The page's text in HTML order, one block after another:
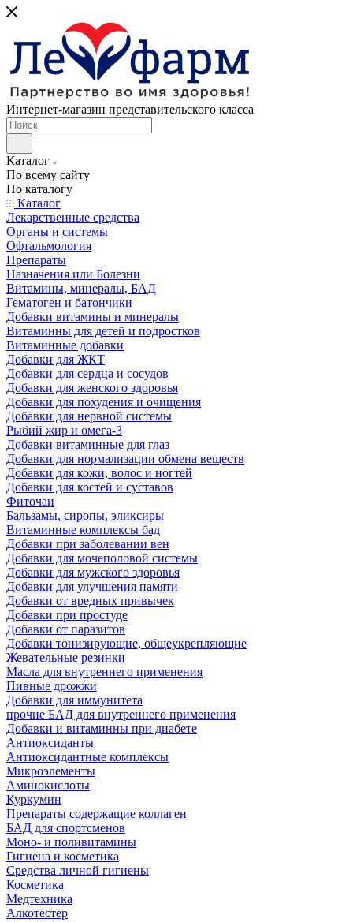
Интернет-магазин представительского класса
Каталог
По всему сайту
По каталогу
Каталог
Лекарственные средства
Органы и системы
Офтальмология
Препараты
Назначения или Болезни
Витамины, минералы, БАД
Гематоген и батончики
Добавки витамины и минералы
Витаминны для детей и подростков
Витаминные добавки
Добавки для ЖКТ
Добавки для сердца и сосудов
Добавки для женского здоровья
Добавки для похудения и очищения
Добавки для нервной системы
Рыбий жир и омега-3
Добавки витаминные для глаз
Добавки для нормализации обмена веществ
Добавки для кожи, волос и ногтей
Добавки для костей и суставов
Фиточаи
Бальзамы, сиропы, эликсиры
Витаминные комплексы бад
Добавки при заболевании вен
Добавки для мочеполовой системы
Добавки для мужского здоровья
Добавки для улучшения памяти
Добавки от вредных привычек
Добавки при простуде
Добавки от паразитов
Добавки тонизирующие, общеукрепляющие
Жевательные резинки
Масла для внутреннего применения
Пивные дрожжи
Добавки для иммунитета
прочие БАД для внутреннего применения
Добавки и витаминны при диабете
Антиоксиданты
Антиоксидантные комплексы
Микроэлементы
Аминокислоты
Куркумин
Препараты содержащие коллаген
БАД для спортсменов
Моно- и поливитамины
Гигиена и косметика
Средства личной гигиены
Косметика
Медтехника
Алкотестер